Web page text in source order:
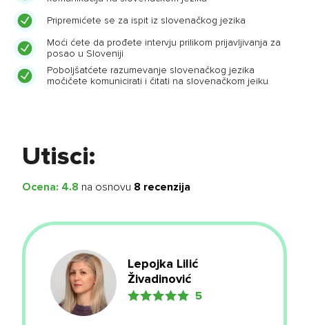
Pripremićete se za ispit iz slovenačkog jezika
Moći ćete da prođete intervju prilikom prijavljivanja za
posao u Sloveniji
Poboljšatćete razumevanje slovenačkog jezika
močičete komunicirati i čitati na slovenačkom jeiku
Utisci:
Ocena: 4.8 na osnovu 8 recenzija
Lepojka Lilić
Živadinović
5